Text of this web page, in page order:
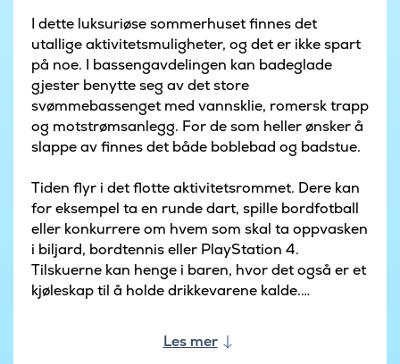
I dette luksuriøse sommerhuset finnes det
utallige aktivitetsmuligheter, og det er ikke spart
på noe. I bassengavdelingen kan badeglade
gjester benytte seg av det store
svømmebassenget med vannsklie, romersk trapp
og motstrømsanlegg. For de som heller ønsker å
slappe av finnes det både boblebad og badstue.
Tiden flyr i det flotte aktivitetsrommet. Dere kan
for eksempel ta en runde dart, spille bordfotball
eller konkurrere om hvem som skal ta oppvasken
i biljard, bordtennis eller PlayStation 4.
Tilskuerne kan henge i baren, hvor det også er et
kjøleskap til å holde drikkevarene kalde.
Kjøkkenet er velutstyrt for å gjøre det enkelt å
tilberede mat til mange. Det er to
Les mer